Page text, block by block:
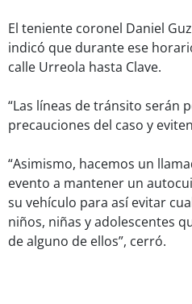
El teniente coronel Daniel
indicó que durante ese
calle Urreola hasta Clave.
“Las líneas de tránsito serán
precauciones del caso y
“Asimismo, hacemos un
evento a mantener un
su vehículo para así evitar
niños, niñas y adolescentes
de alguno de ellos”, cerró.